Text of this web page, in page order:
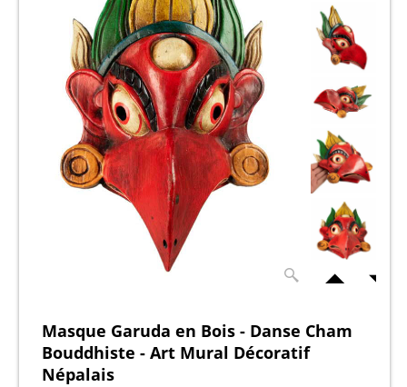
Masque Garuda en Bois - Danse Cham
Bouddhiste - Art Mural Décoratif
Népalais